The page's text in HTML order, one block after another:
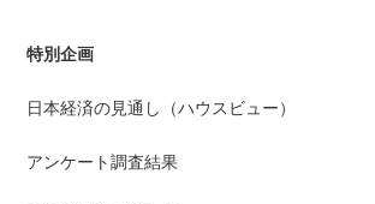
特別企画
日本経済の見通し（ハウスビュー）
アンケート調査結果